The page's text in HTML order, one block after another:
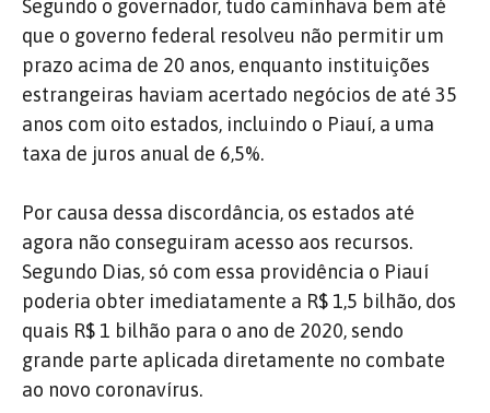
Segundo o governador, tudo caminhava bem até
que o governo federal resolveu não permitir um
prazo acima de 20 anos, enquanto instituições
estrangeiras haviam acertado negócios de até 35
anos com oito estados, incluindo o Piauí, a uma
taxa de juros anual de 6,5%.
Por causa dessa discordância, os estados até
agora não conseguiram acesso aos recursos.
Segundo Dias, só com essa providência o Piauí
poderia obter imediatamente a R$ 1,5 bilhão, dos
quais R$ 1 bilhão para o ano de 2020, sendo
grande parte aplicada diretamente no combate
ao novo coronavírus.